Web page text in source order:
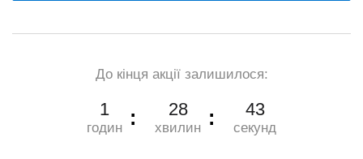
До кінця акції залишилося:
1
годин
28
хвилин
42
секунд